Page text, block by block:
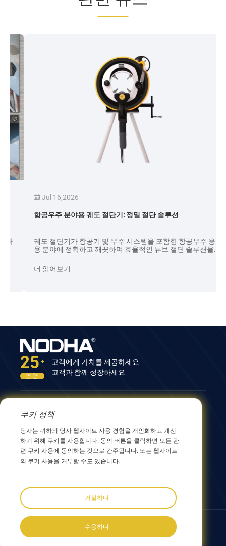
Jul 16,2026
항공우주 분야용 궤도 절단기: 정밀 절단 솔루션
궤도 절단기가 항공기 및 우주 시스템을 포함한 항공우주 응
용 분야에 정확하고 깨끗하며 효율적인 튜브 절단 솔루션을
더 읽어보기
25 +
연령
고객에게 가치를 제공하세요
고객과 함께 성장하세요
문의하기
12nd Building, No.9 Xingyang Road, Wuxi 214082,
JiangSu, China
0086 510 8580 8562
0086 152 5144 1199
우리를 따르세요:
사이트
쿠키 정책
당사는 귀하의 당사 웹사이트 사용 경험을 개인화하고 개선
하기 위해 쿠키를 사용합니다. 동의 버튼을 클릭하면 모든 관
련 쿠키 사용에 동의하는 것으로 간주됩니다. 또는 웹사이트
의 쿠키 사용을 거부할 수도 있습니다.
거절하다
수용하다